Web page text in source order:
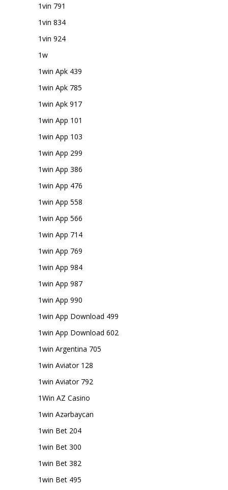
1vin 791
1vin 834
1vin 924
1w
1win Apk 439
1win Apk 785
1win Apk 917
1win App 101
1win App 103
1win App 299
1win App 386
1win App 476
1win App 558
1win App 566
1win App 714
1win App 769
1win App 984
1win App 987
1win App 990
1win App Download 499
1win App Download 602
1win Argentina 705
1win Aviator 128
1win Aviator 792
1Win AZ Casino
1win Azərbaycan
1win Bet 204
1win Bet 300
1win Bet 382
1win Bet 495